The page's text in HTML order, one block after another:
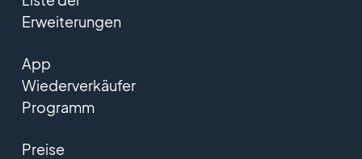
Erweiterungen
App
Wiederverkäufer
Programm
Preise